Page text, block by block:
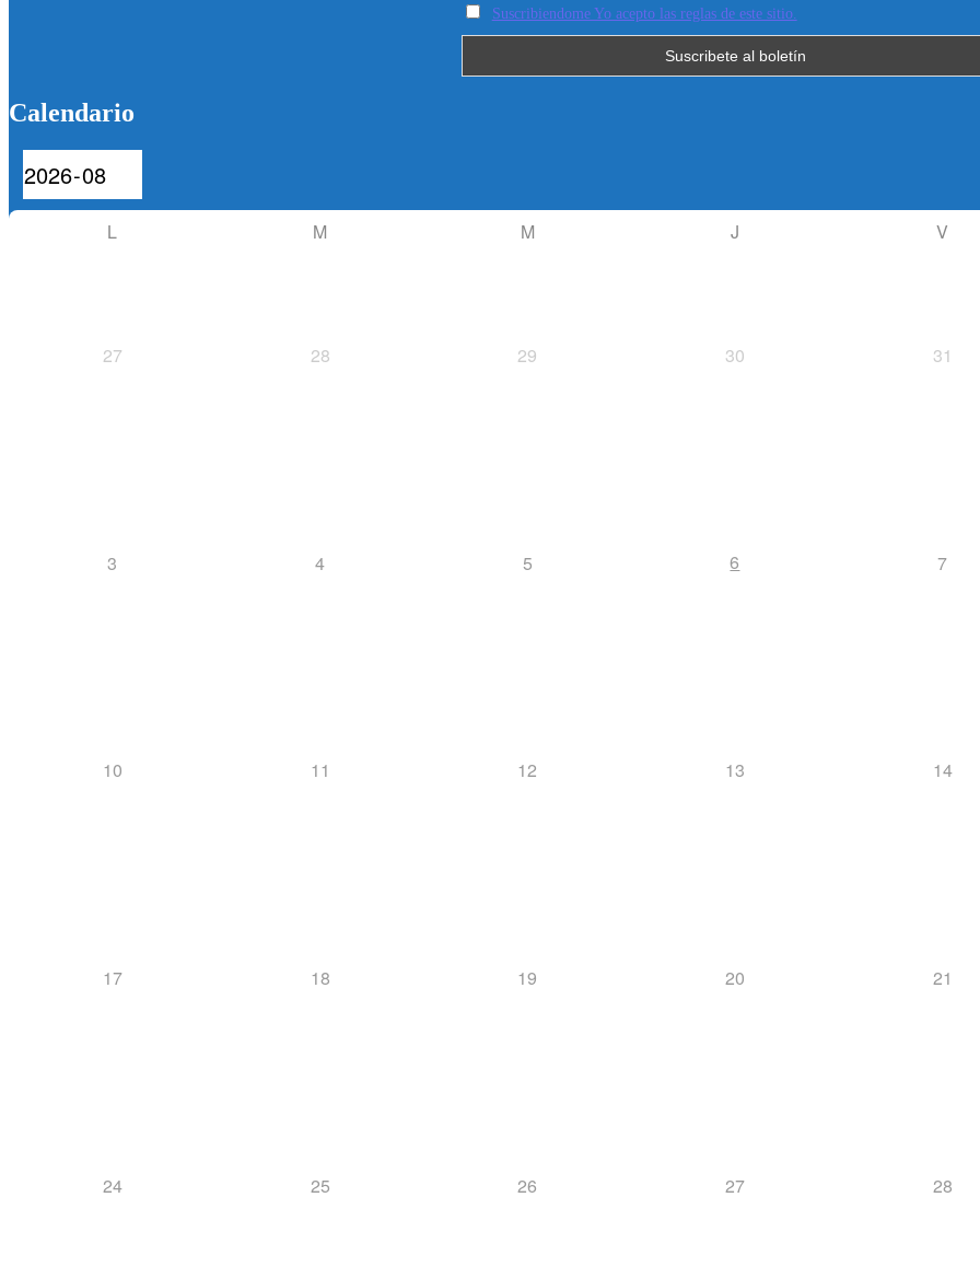
Suscribiendome Yo acepto las reglas de este sitio.
Calendario
L M M J V
27 28 29 30 31
3 4 5 6 7
10 11 12 13 14
17 18 19 20 21
24 25 26 27 28